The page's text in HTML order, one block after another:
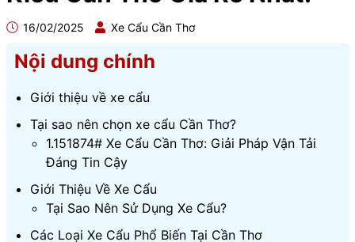
16/02/2025 Xe Cẩu Cần Thơ
Nội dung chính
Giới thiệu về xe cẩu
Tại sao nên chọn xe cẩu Cần Thơ?
1.151874# Xe Cẩu Cần Thơ: Giải Pháp Vận Tải
Đáng Tin Cậy
Giới Thiệu Về Xe Cẩu
Tại Sao Nên Sử Dụng Xe Cẩu?
Các Loại Xe Cẩu Phổ Biến Tại Cần Thơ